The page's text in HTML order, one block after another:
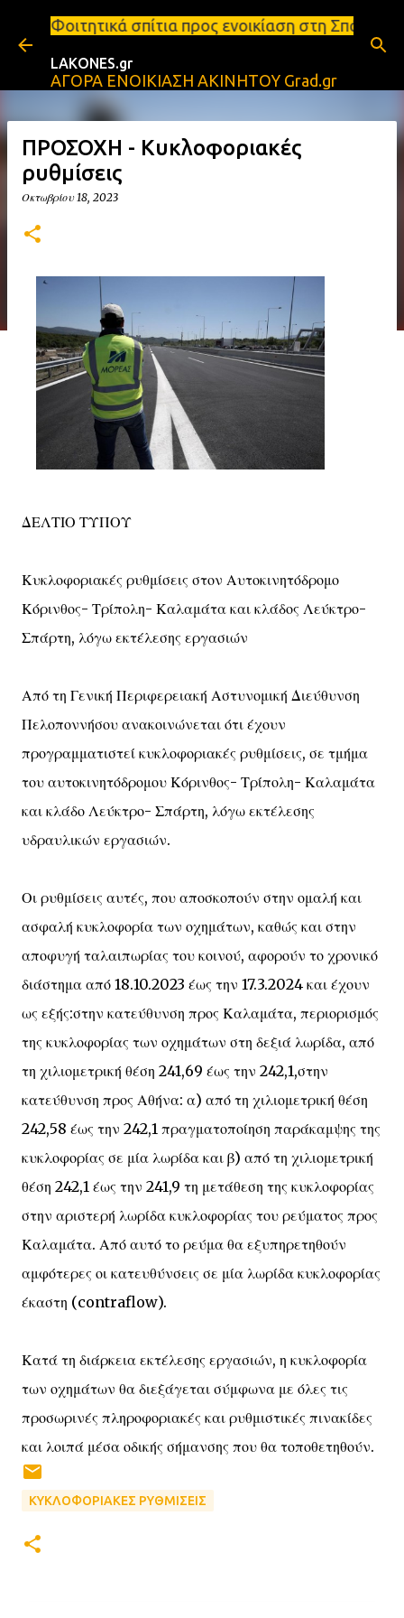
Μετάβαση στο κύριο περιεχόμενο
προς ενοικίαση στη Σπάρτη Ενοικιάσεις
LAKONES.gr
ΑΓΟΡΑ ΕΝΟΙΚΙΑΣΗ ΑΚΙΝΗΤΟΥ Grad.gr
ΠΡΟΣΟΧΗ - Κυκλοφοριακές
ρυθμίσεις
Οκτωβρίου 18, 2023
ΔΕΛΤΙΟ ΤΥΠΟΥ
Κυκλοφοριακές ρυθμίσεις στον Αυτοκινητόδρομο
Κόρινθος- Τρίπολη- Καλαμάτα και κλάδος Λεύκτρο-
Σπάρτη, λόγω εκτέλεσης εργασιών
Από τη Γενική Περιφερειακή Αστυνομική Διεύθυνση
Πελοποννήσου ανακοινώνεται ότι έχουν
προγραμματιστεί κυκλοφοριακές ρυθμίσεις, σε τμήμα
του αυτοκινητόδρομου Κόρινθος- Τρίπολη- Καλαμάτα
και κλάδο Λεύκτρο- Σπάρτη, λόγω εκτέλεσης
υδραυλικών εργασιών.
Οι ρυθμίσεις αυτές, που αποσκοπούν στην ομαλή και
ασφαλή κυκλοφορία των οχημάτων, καθώς και στην
αποφυγή ταλαιπωρίας του κοινού, αφορούν το χρονικό
διάστημα από 18.10.2023 έως την 17.3.2024 και έχουν
ως εξής:στην κατεύθυνση προς Καλαμάτα, περιορισμός
της κυκλοφορίας των οχημάτων στη δεξιά λωρίδα, από
τη χιλιομετρική θέση 241,69 έως την 242,1,στην
κατεύθυνση προς Αθήνα: α) από τη χιλιομετρική θέση
242,58 έως την 242,1 πραγματοποίηση παράκαμψης της
κυκλοφορίας σε μία λωρίδα και β) από τη χιλιομετρική
θέση 242,1 έως την 241,9 τη μετάθεση της κυκλοφορίας
στην αριστερή λωρίδα κυκλοφορίας του ρεύματος προς
Καλαμάτα. Από αυτό το ρεύμα θα εξυπηρετηθούν
αμφότερες οι κατευθύνσεις σε μία λωρίδα κυκλοφορίας
έκαστη (contraflow).
Κατά τη διάρκεια εκτέλεσης εργασιών, η κυκλοφορία
των οχημάτων θα διεξάγεται σύμφωνα με όλες τις
προσωρινές πληροφοριακές και ρυθμιστικές πινακίδες
και λοιπά μέσα οδικής σήμανσης που θα τοποθετηθούν.
ΚΥΚΛΟΦΟΡΙΑΚΕΣ ΡΥΘΜΙΣΕΙΣ